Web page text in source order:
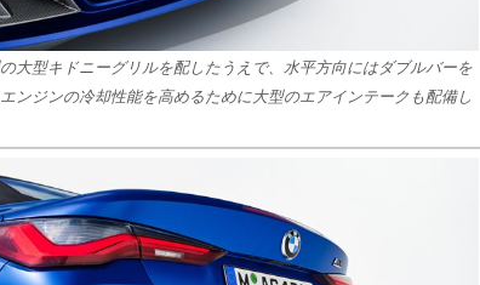
大型キドニーグリルを配したうえで、水平方向にはダブルバーを
ンジンの冷却性能を高めるために大型のエアインテークも配備し